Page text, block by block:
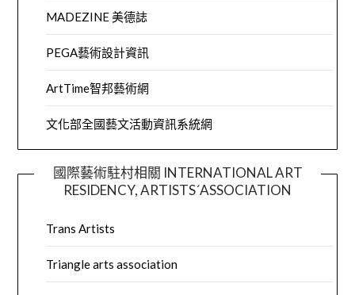
MADEZINE 美德誌
PEGA藝術設計資訊
ArtTime智邦藝術網
文化部全國藝文活動資訊系統網
國際藝術駐村相關 INTERNATIONAL ART
RESIDENCY, ARTISTS´ASSOCIATION
Trans Artists
Triangle arts association